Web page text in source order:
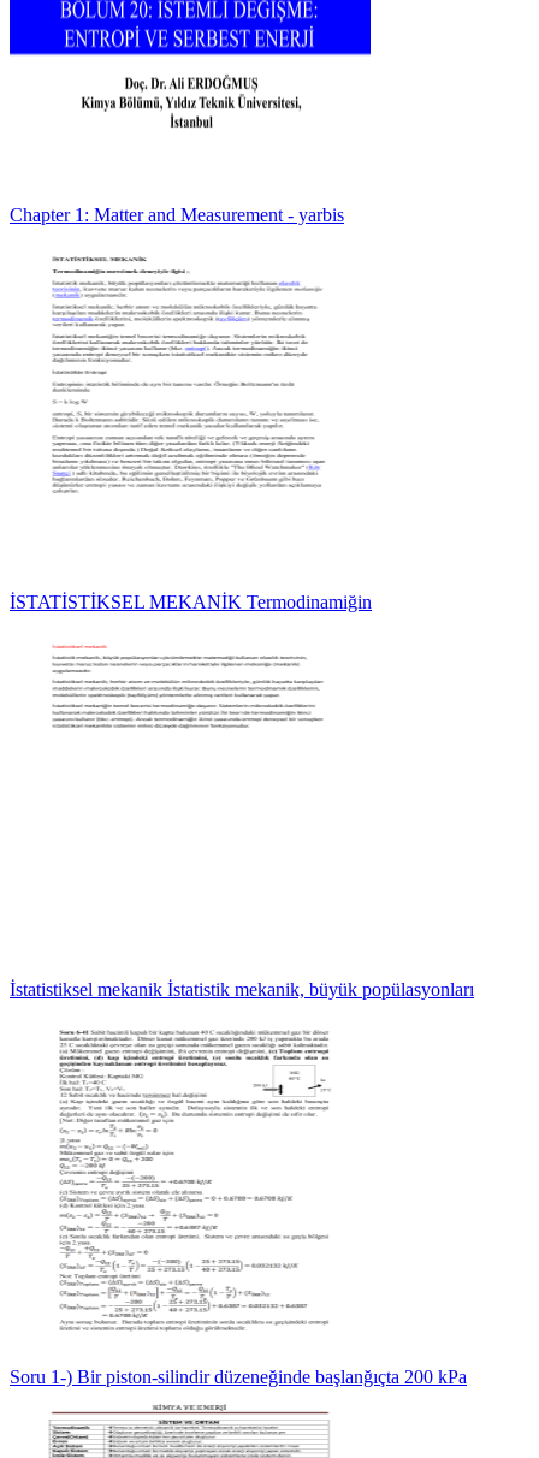
Chapter 1: Matter and Measurement - yarbis
İSTATİSTİKSEL MEKANİK Termodinamiğin
İstatistiksel mekanik İstatistik mekanik, büyük popülasyonları
Soru 1-) Bir piston-silindir düzeneğinde başlanğıçta 200 kPa